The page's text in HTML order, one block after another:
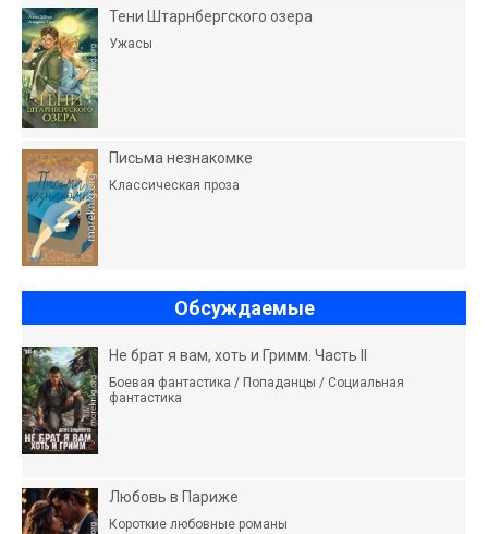
Тени Штарнбергского озера
Ужасы
Письма незнакомке
Классическая проза
Обсуждаемые
Не брат я вам, хоть и Гримм. Часть II
Боевая фантастика / Попаданцы / Социальная
фантастика
Любовь в Париже
Короткие любовные романы